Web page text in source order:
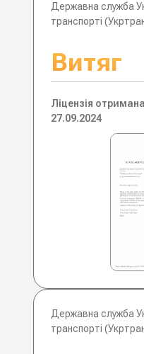
Державна служба
транспорті
Витяг
Ліцензія
27.09.2024
Державна служба
транспорті